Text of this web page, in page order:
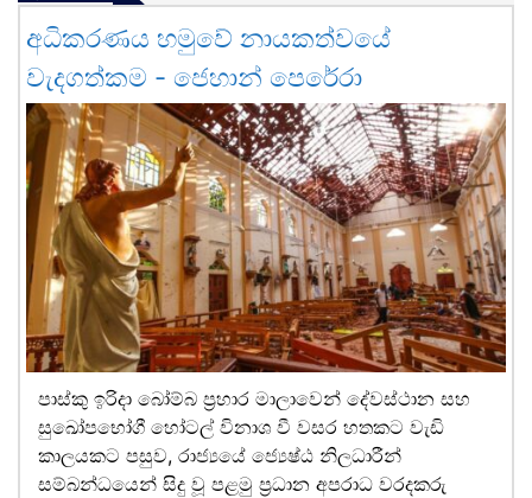
අධිකරණය හමුවේ නායකත්වයේ
වැදගත්කම - ජෙහාන් පෙරේරා
පාස්කු ඉරිදා බෝම්බ ප්‍රහාර මාලාවෙන් දේවස්ථාන සහ
සුඛෝපභෝගී හෝටල් විනාශ වී වසර හතකට වැඩි
කාලයකට පසුව, රාජ්‍යයේ ජ්‍යෙෂ්ඨ නිලධාරීන්
සම්බන්ධයෙන් සිදු වූ පළමු ප්‍රධාන අපරාධ වරදකරු